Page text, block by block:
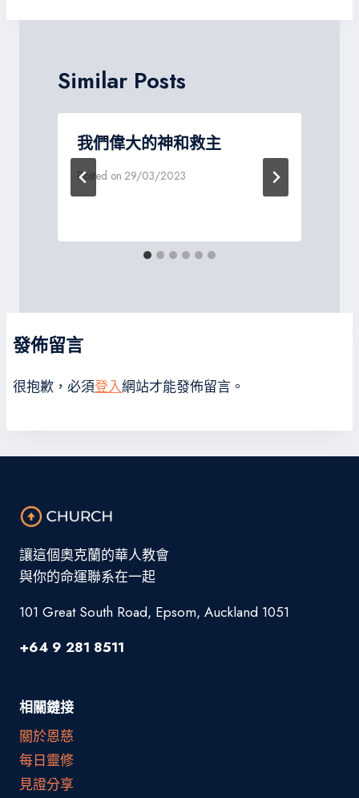
覽
Similar Posts
我們偉大的神和救主
Posted on 29/03/2023
發佈留言
很抱歉，必須登入網站才能發佈留言。
讓這個奧克蘭的華人教會
與你的命運聯系在一起
101 Great South Road, Epsom, Auckland 1051
+64 9 281 8511
相關鏈接
關於恩慈
每日靈修
見證分享